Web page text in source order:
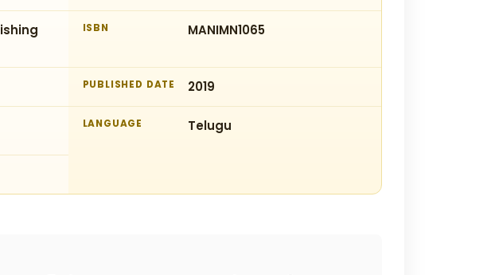
ISBN MANIMN1065
PUBLISHED DATE 2019
LANGUAGE Telugu